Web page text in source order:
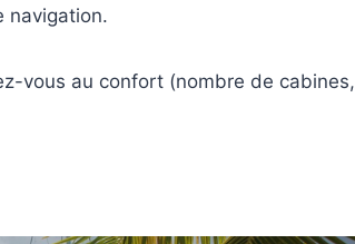
navigation.
vous au confort (nombre de cabines,